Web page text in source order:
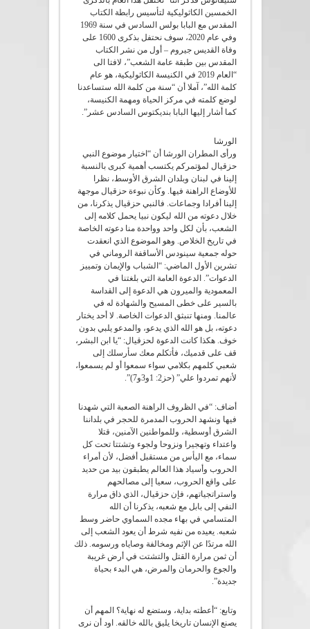
الخمسين الكاثوليكية لتأسيس رابطة الكتاب
المقدس مع البابا بولس السادس في سنة 1969
وفي عام 2020، سوف نحتفل بذكرى 1600 على
وفاة القديس جيروم – أول من نشر الكتاب
المقدس بين طبقة عامة الشعب”، لافتا الى
“العام 2019 في الكنيسة الكاثوليكية، هو عام
كلمة الله”، آملا أن “سنة من كلمة الله ستساعدنا
لوضع كلمته في مركز الحياة ومهمة الكنيسة،
كما أشار إليها البابا بنديكتوس السادس عشر”.
الورشا
ورأى المطران الورشا أن “اختيار موضوع النبي
حزقيال لمؤتمركم يكتسب أهمية كبرى بالنسبة
إلينا في لبنان وبلدان الشرق الأوسط، نظرا
للأوضاع الراهنة فيها. وكأن نبوءة حزقيال موجهة
إلينا أفرادا وجماعات. فالنبي حزقيال يذكرنا، من
خلال دعوته من الله ليكون نبيا يحمل كلامه إلى
الشعب، بأن لكل واحد وواحدة منا دعوته الخاصة
في تاريخ الخلاص. وهو الموضوع الذي انعقدت
حوله جمعية سينودس الأساقفة الروماني في
تشرين الأول الماضي: “الشباب والإيمان وتمييز
الدعوات”. الدعوة العامة التي بلغتنا في
المعمودية والميرون هي الدعوة إلى القداسة
بالسير على خطى المسيح والشهادة له في
عالمنا. ومنها تنبثق الدعوات الخاصة. لا أحد يختار
دعوته، بل هو الله الذي يدعو، والمدعو يلبي بدون
خوف. هكذا كانت الدعوة لحزقيال: “يا ابن البشر،
قف على قدميك، فأتكلم معك سأرسلك إلى
شعبي كلمهم بكلامي سواء سمعوا أو لم يسمعوا،
لأنهم تمردوا علي” (حز2: 1و3و7)”.
أضاف: “في الظروف الراهنة الصعبة التي شهدنا
فيها ونشهد الحروب المدمرة للحجر في بلداننا
الشرق أوسطية، وللمواطنين الآمنين، قتلا
واعتداء وتهجيرا ونزوحا ولجوء وتشتتا تحت كل
سماء، مع اليأس من مستقبل أفضل، لأن أمراء
الحروب وأسياد هذا العالم يطبقون بيد من حديد
على واقع الحروب، سعيا إلى مصالحهم
واستراتجياتهم، فإن حزقيال، الذي ذاق مرارة
النفي إلى بابل مع شعبه، يذكرنا أن الله
المتسامي في بهاء مجده السماوي حاضر وسط
شعبه. يعيده من نفيه شرط أن يعود الشعب إلى
الله مرتدًا عن الإثم ومخالفة وصاياه ورسومه. ذلك
أن ثمن مرارة القتل والتشتت في أرض غريبة
والجوع والحرمان والمرض، هي البدء بحياة
جديدة”.
وتابع: “أعطته بداية، وستضع له نهاية؟ المهم أن
يصنع الإنسان تاريخا يليق بالله خالقه. اود أن نرى